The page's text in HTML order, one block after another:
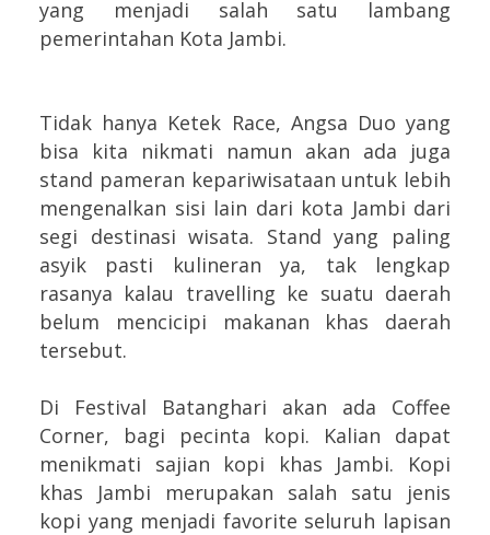
yang menjadi salah satu lambang
pemerintahan Kota Jambi.
Tidak hanya Ketek Race, Angsa Duo yang
bisa kita nikmati namun akan ada juga
stand pameran kepariwisataan untuk lebih
mengenalkan sisi lain dari kota Jambi dari
segi destinasi wisata. Stand yang paling
asyik pasti kulineran ya, tak lengkap
rasanya kalau travelling ke suatu daerah
belum mencicipi makanan khas daerah
tersebut.
Di Festival Batanghari akan ada Coffee
Corner, bagi pecinta kopi. Kalian dapat
menikmati sajian kopi khas Jambi. Kopi
khas Jambi merupakan salah satu jenis
kopi yang menjadi favorite seluruh lapisan